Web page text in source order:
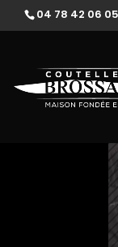
04 78 42 06 05